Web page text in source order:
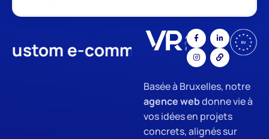
e-commerce App
Basée à Bruxelles, notre
agence webdonne vie à
vos idées en projets
concrets, alignés sur